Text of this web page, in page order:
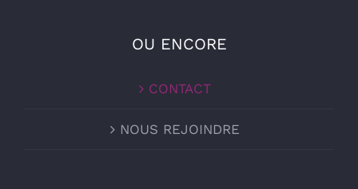
OU ENCORE
CONTACT
NOUS REJOINDRE